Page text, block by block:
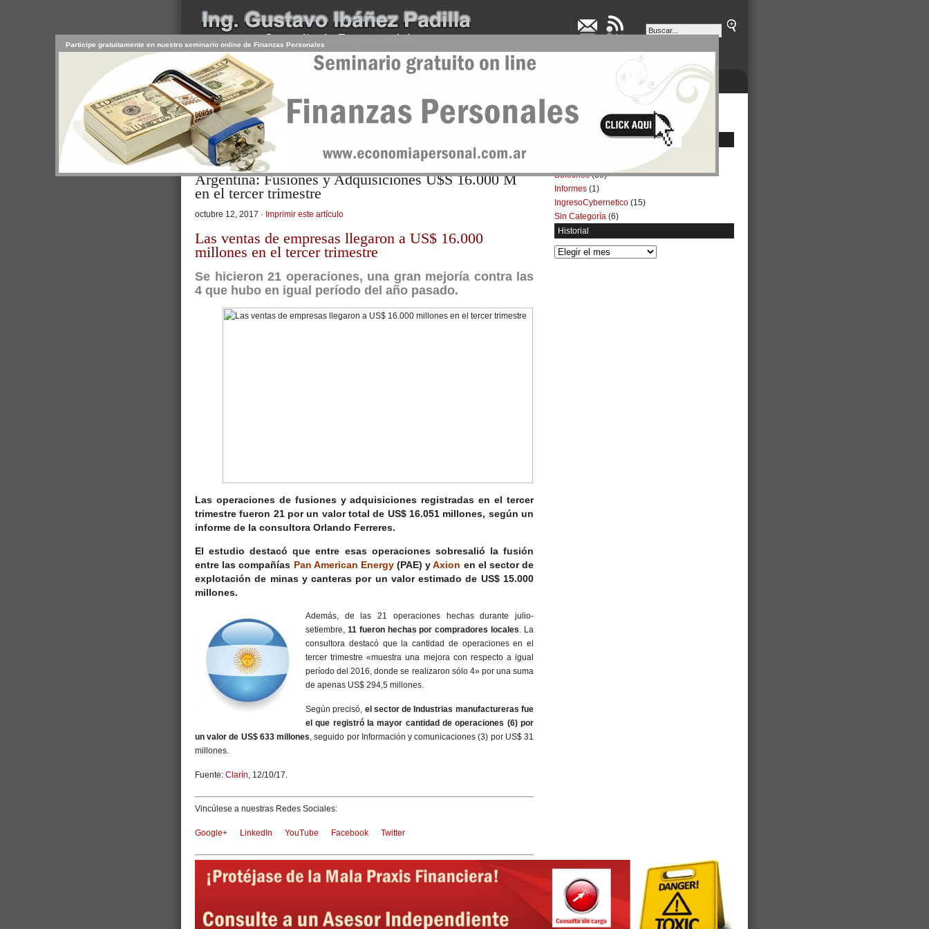
INICIO SERVICIOS BOLETINES NEGOCIOS
CONTACTO USUARIO
>Inicio/Artículos / Argentina: Fusiones y Adquisiciones U$S 16.000 M en el tercer trimestre |
Economía Personal
Argentina: Fusiones y Adquisiciones U$S 16.000 M
en el tercer trimestre
octubre 12, 2017 · Imprimir este artículo
Las ventas de empresas llegaron a US$ 16.000
millones en el tercer trimestre
Se hicieron 21 operaciones, una gran mejoría contra las
4 que hubo en igual período del año pasado.
Las operaciones de fusiones y adquisiciones registradas en el tercer
trimestrefueron 21 por un valor total de US$ 16.051 millones, según un
informe de la consultora Orlando Ferreres.
El estudio destacó que entre esas operaciones sobresalió la fusión
entre las compañías Pan American Energy(PAE) yAxion en el sector de
explotación de minas y canteras por un valor estimado de US$ 15.000
millones.
Además, de las 21 operaciones hechas durante julio-
setiembre, 11 fueron hechas por compradores locales. La
consultora destacó que la cantidad de operaciones en el
tercer trimestre «muestra una mejora con respecto a igual
período del 2016, donde se realizaron sólo 4» por una suma
de apenas US$ 294,5 millones.
Según precisó, el sector de Industrias manufactureras fue
el que registró la mayor cantidad de operaciones (6) por
un valor de US$ 633 millones, seguido por Información y comunicaciones (3) por US$ 31
millones.
Fuente: Clarín, 12/10/17.
Vincúlese a nuestras Redes Sociales:
Google+ LinkedIn YouTube Facebook Twitter
Participe gratuitamente en nuestro seminario online de Finanzas Personales
Boletines(39)
Informes (1)
IngresoCybernetico (15)
Sin Categoría (6)
Historial
Historial